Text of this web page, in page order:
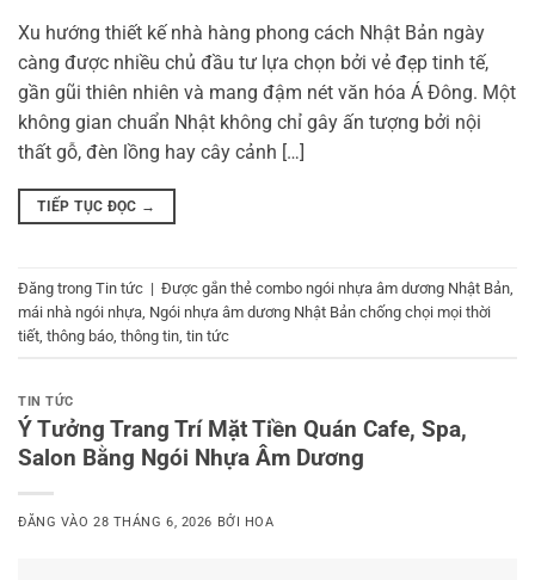
Xu hướng thiết kế nhà hàng phong cách Nhật Bản ngày
càng được nhiều chủ đầu tư lựa chọn bởi vẻ đẹp tinh tế,
gần gũi thiên nhiên và mang đậm nét văn hóa Á Đông. Một
không gian chuẩn Nhật không chỉ gây ấn tượng bởi nội
thất gỗ, đèn lồng hay cây cảnh […]
TIẾP TỤC ĐỌC →
Đăng trong Tin tức | Được gắn thẻ combo ngói nhựa âm dương Nhật Bản
mái nhà ngói nhựa Ngói nhựa âm dương Nhật Bản chống chọi mọi thời
tiết thông báo thông tin tin tức
TIN TỨC
Ý Tưởng Trang Trí Mặt Tiền Quán Cafe, Spa,
Salon Bằng Ngói Nhựa Âm Dương
ĐĂNG VÀO28 THÁNG 6, 2026 BỞI HOA